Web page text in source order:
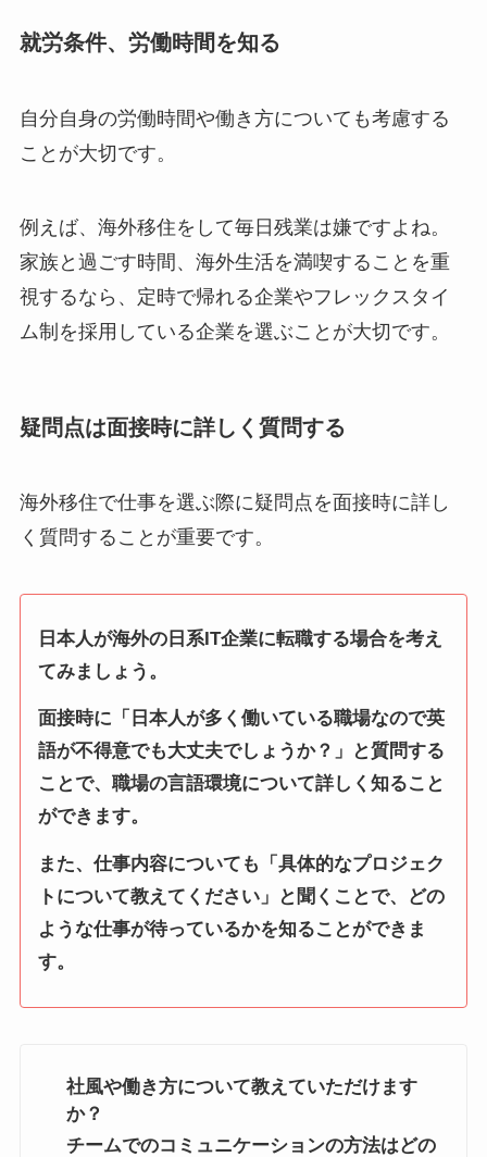
就労条件、労働時間を知る
自分自身の労働時間や働き方についても考慮する
ことが大切です。
例えば、海外移住をして毎日残業は嫌ですよね。
家族と過ごす時間、海外生活を満喫することを重
視するなら、定時で帰れる企業やフレックスタイ
ム制を採用している企業を選ぶことが大切です。
疑問点は面接時に詳しく質問する
海外移住で仕事を選ぶ際に疑問点を面接時に詳し
く質問することが重要です。
日本人が海外の日系IT企業に転職する場合を考え
てみましょう。
面接時に「日本人が多く働いている職場なので英
語が不得意でも大丈夫でしょうか？」と質問する
ことで、職場の言語環境について詳しく知ること
ができます。
また、仕事内容についても「具体的なプロジェク
トについて教えてください」と聞くことで、どの
ような仕事が待っているかを知ることができま
す。
社風や働き方について教えていただけます
か？
チームでのコミュニケーションの方法はどの